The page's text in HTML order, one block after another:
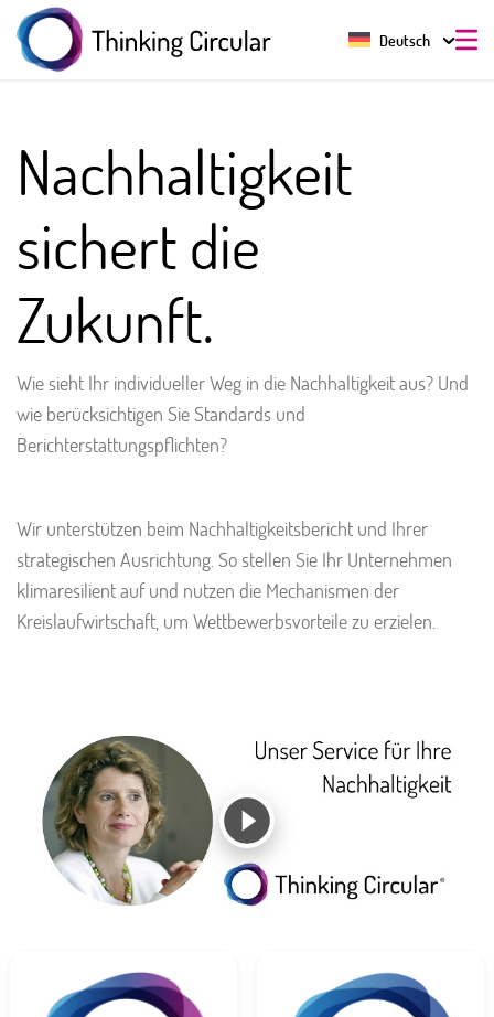
Deutsch
Nachhaltigkeit
sichert die
Zukunft.
Wie sieht Ihr individueller Weg in die Nachhaltigkeit aus? Und
wie berücksichtigen Sie Standards und
Berichterstattungspflichten?
Wir unterstützen beim Nachhaltigkeitsbericht und Ihrer
strategischen Ausrichtung. So stellen Sie Ihr Unternehmen
klimaresilient auf und nutzen die Mechanismen der
Kreislaufwirtschaft, um Wettbewerbsvorteile zu erzielen.